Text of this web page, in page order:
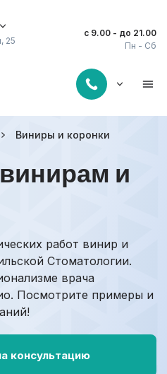
25
Пн - Сб
с 9.00 - до 21.00
Виниры и коронки
и
работ винир и
Стоматологии.
врача
Посмотрите примеры и
консультацию